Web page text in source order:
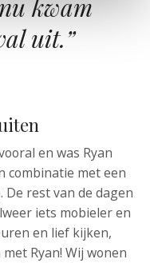
kwam
uit.”
en was Ryan
combinatie met een
De rest van de dagen
iets mobieler en
en lief kijken,
Ryan! Wij wonen